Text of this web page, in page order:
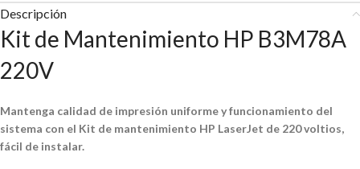
Descripción
Kit de Mantenimiento HP B3M78A
220V
Mantenga calidad de impresión uniforme y funcionamiento del
sistema con el Kit de mantenimiento HP LaserJet de 220 voltios,
fácil de instalar.